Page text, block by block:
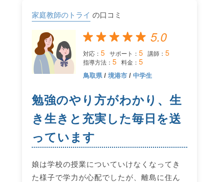
家庭教師のトライ の口コミ
5.0
対応： 5 サポート： 5 講師： 5
指導方法： 5 料金： 5
鳥取県/ 境港市/ 中学生
勉強のやり方がわかり、生
き生きと充実した毎日を送
っています
娘は学校の授業についていけなくなってき
た様子で学力が心配でしたが、離島に住ん